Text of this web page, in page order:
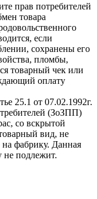
прав потребителей
товара
если
сохранены его
пломбы,
товарный чек или
оплату
25.1 от 07.02.1992г.
(ЗоЗПП)
со вскрытой
вид, не
фабрику. Данная
не подлежит.